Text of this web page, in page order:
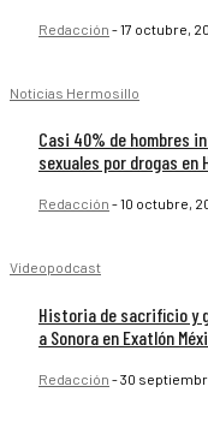
Redacción -17 octubre,
Noticias Hermosillo
Casi 40% de hombres
sexuales por drogas en
Redacción -10 octubre,
Videopodcast
Historia de sacrificio y
a Sonora en Exatlón
Redacción -30